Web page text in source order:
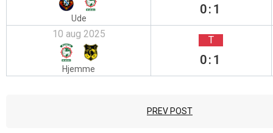
Ude
0:1
10 aug 2025
Hjemme
T
0:1
PREV POST